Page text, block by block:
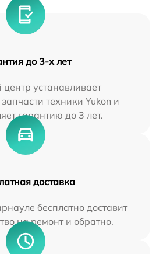
до 3-х лет
устанавливает
техники Yukon и
гарантию до 3 лет.
доставка
бесплатно доставит
на ремонт и обратно.